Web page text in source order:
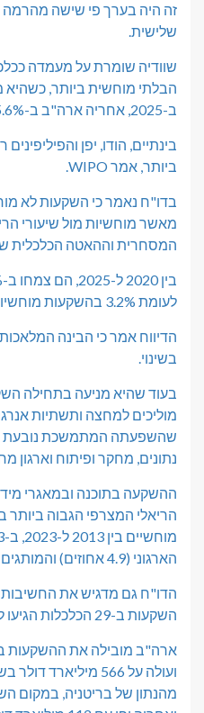
זה היה בערך פי שישה מהרמה
שלישית.
שוודיה שומרת על מעמדה
ב-2025, אחריה ארה"ב ב-15.6% וצרפת ב-15.2%.
בינתיים, הודו, יפן
ביותר, אמר WIPO.
בדו"ח נאמר כי השקעות לא
מאשר מוחשיות מול שיעורי
המסחרית וההאטה הכלכלית
לעומת 3.2% בהשקעות מוחשיות.
הדיווח אמר כי הבינה
בשינוי.
בעוד שהיא מניעה בתחילה
שהשפעתה המתמשכת נובעת
נתונים, מחקר ופיתוח
ההשקעה בתוכנה ובמאגרי
הריאלי המצרפי הגבוה ביותר
הארגוני (4.9 אחוזים) והמותגים (4.4 אחוזים).
הדו"ח גם מדגיש את
השקעות ב-29 הכלכלות הגיעו ל-1.4 טריליון דולר ב-2025.
ארה"ב מובילה את ההשקעות